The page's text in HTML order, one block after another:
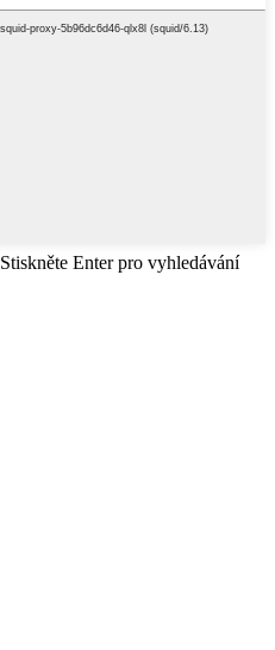
Stiskněte Enter pro vyhledávání